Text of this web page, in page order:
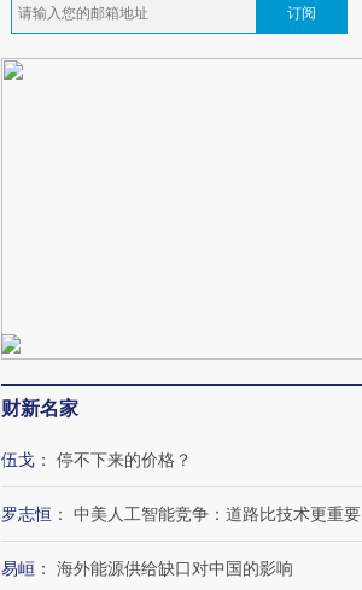
订阅
财新名家
伍戈 ： 停不下来的价格？
罗志恒 ： 中美人工智能竞争：道路比技术更重要
易峘 ： 海外能源供给缺口对中国的影响